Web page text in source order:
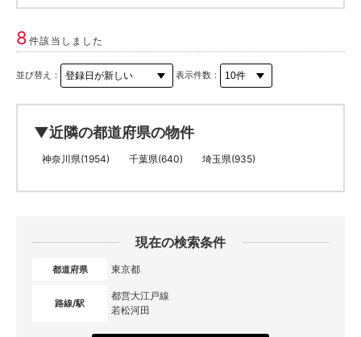
8件該当しました
並び替え： 表示件数：
▼近隣の都道府県の物件
神奈川県(1954) 千葉県(640) 埼玉県(935)
現在の検索条件
都道府県 東京都
路線/駅
都営大江戸線
若松河田